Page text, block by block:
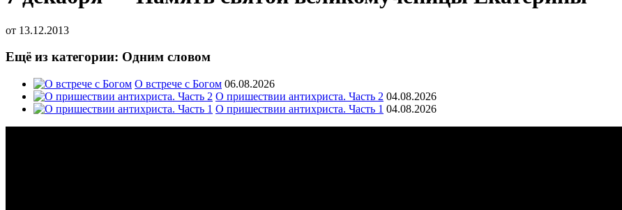
от 13.12.2013
Ещё из категории: Одним словом
О встрече с Богом 06.08.2026
О пришествии антихриста. Часть 2 04.08.2026
О пришествии антихриста. Часть 1 04.08.2026